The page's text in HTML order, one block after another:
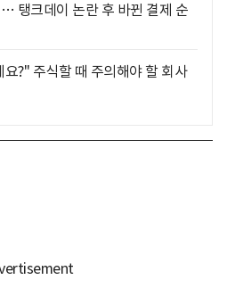
탱크데이 논란 후 바뀐 결제 순
?" 주식할 때 주의해야 할 회사